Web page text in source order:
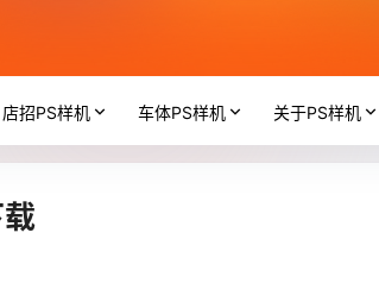
店招PS样机 车体PS样机 关于PS样机